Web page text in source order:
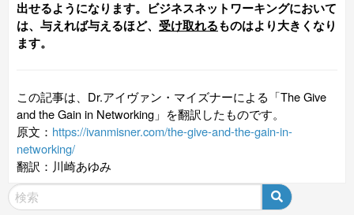
出せるようになります。ビジネスネットワーキングにおいて
は、 与えれば与えるほど、 受け取れるものはより大きくなり
ます。
この記事は、Dr.アイヴァン・マイズナーによる「The Give
and the Gain in Networking」を翻訳したものです。
原文： https://ivanmisner.com/the-give-and-the-gain-in-
networking/
翻訳：川崎あゆみ